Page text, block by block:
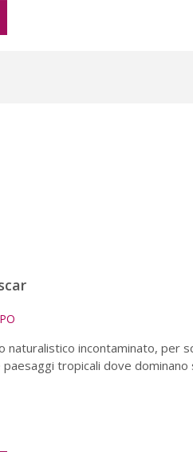
naturalistico incontaminato, per
tropicali dove dominano